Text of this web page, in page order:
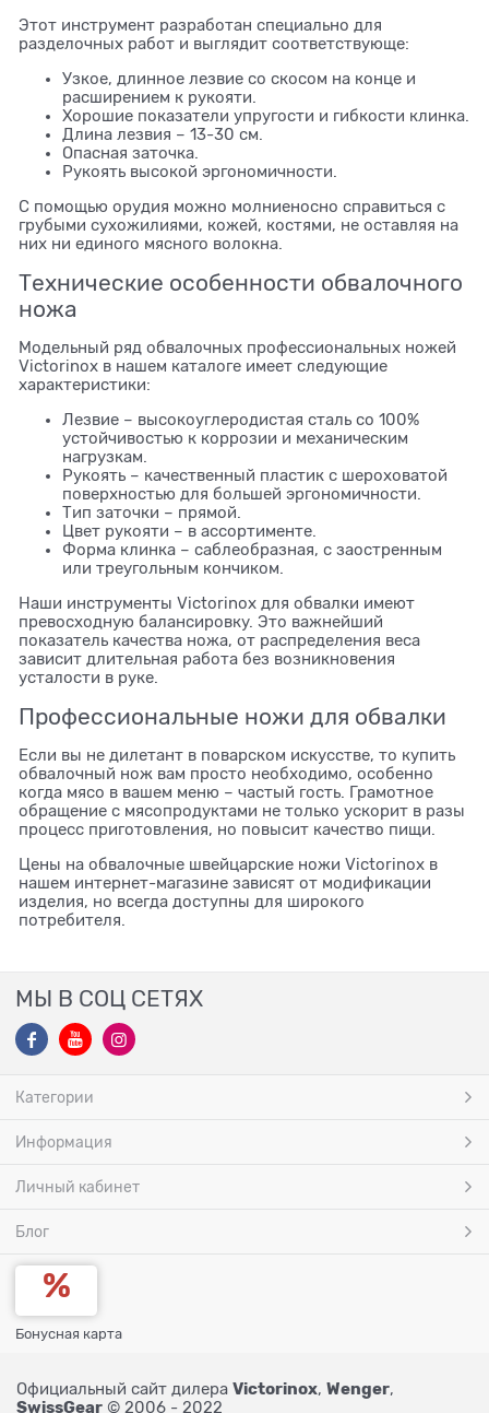
Этот инструмент разработан специально для
разделочных работ и выглядит соответствующе:
Узкое, длинное лезвие со скосом на конце и
расширением к рукояти.
Хорошие показатели упругости и гибкости клинка.
Длина лезвия – 13-30 см.
Опасная заточка.
Рукоять высокой эргономичности.
С помощью орудия можно молниеносно справиться с
грубыми сухожилиями, кожей, костями, не оставляя на
них ни единого мясного волокна.
Технические особенности обвалочного
ножа
Модельный ряд обвалочных профессиональных ножей
Victorinox в нашем каталоге имеет следующие
характеристики:
Лезвие – высокоуглеродистая сталь со 100%
устойчивостью к коррозии и механическим
нагрузкам.
Рукоять – качественный пластик с шероховатой
поверхностью для большей эргономичности.
Тип заточки – прямой.
Цвет рукояти – в ассортименте.
Форма клинка – саблеобразная, с заостренным
или треугольным кончиком.
Наши инструменты Victorinox для обвалки имеют
превосходную балансировку. Это важнейший
показатель качества ножа, от распределения веса
зависит длительная работа без возникновения
усталости в руке.
Профессиональные ножи для обвалки
Если вы не дилетант в поварском искусстве, то купить
обвалочный нож вам просто необходимо, особенно
когда мясо в вашем меню – частый гость. Грамотное
обращение с мясопродуктами не только ускорит в разы
процесс приготовления, но повысит качество пищи.
Цены на обвалочные швейцарские ножи Victorinox в
нашем интернет-магазине зависят от модификации
изделия, но всегда доступны для широкого
потребителя.
МЫ В СОЦ СЕТЯХ
Категории
Информация
Личный кабинет
Блог
Бонусная карта
Официальный сайт дилера Victorinox, Wenger,
SwissGear © 2006 - 2022